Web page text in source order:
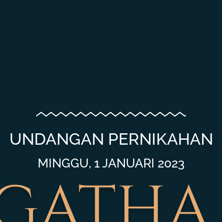
UNDANGAN PERNIKAHAN
MINGGU, 1 JANUARI 2023